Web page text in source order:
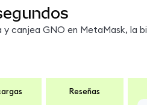
y canjea GNO en MetaMask, la
Reseñas